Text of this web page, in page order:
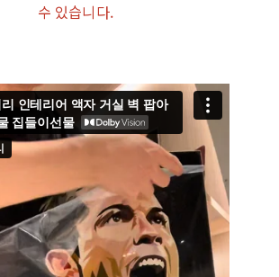
수 있습니다.